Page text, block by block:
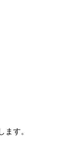
ます。